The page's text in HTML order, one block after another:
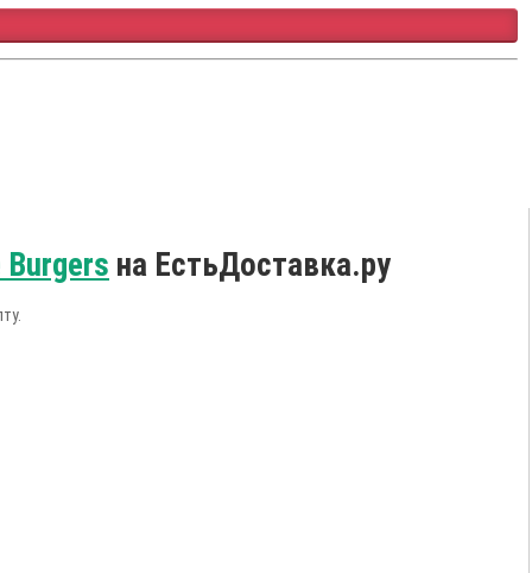
на ЕстьДоставка.ру